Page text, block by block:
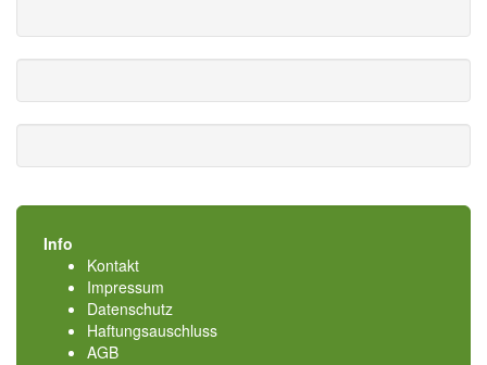
Info
Kontakt
Impressum
Datenschutz
Haftungsauschluss
AGB